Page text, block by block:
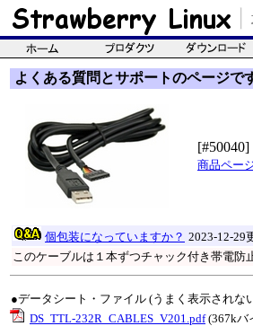
よくある質問とサポートのページで
[#50040]
商品ペー
個包装になっていますか？ 2023-12-29
このケーブルは１本ずつチャック付き帯電
●データシート・ファイル (うまく表示され
DS_TTL-232R_CABLES_V201.pdf(367kバ